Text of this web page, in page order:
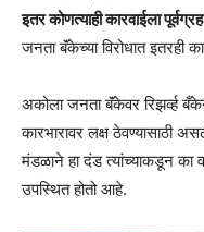
इतर कोणत्याही कारवाईला
जनता बॅंकेच्या विरोधात इतरही
अकोला जनता बॅंकेवर रिझर्व्ह
कारभारावर लक्ष ठेवण्यासाठी
मंडळाने हा दंड त्यांच्याकडून
उपस्थित होतो आहे.